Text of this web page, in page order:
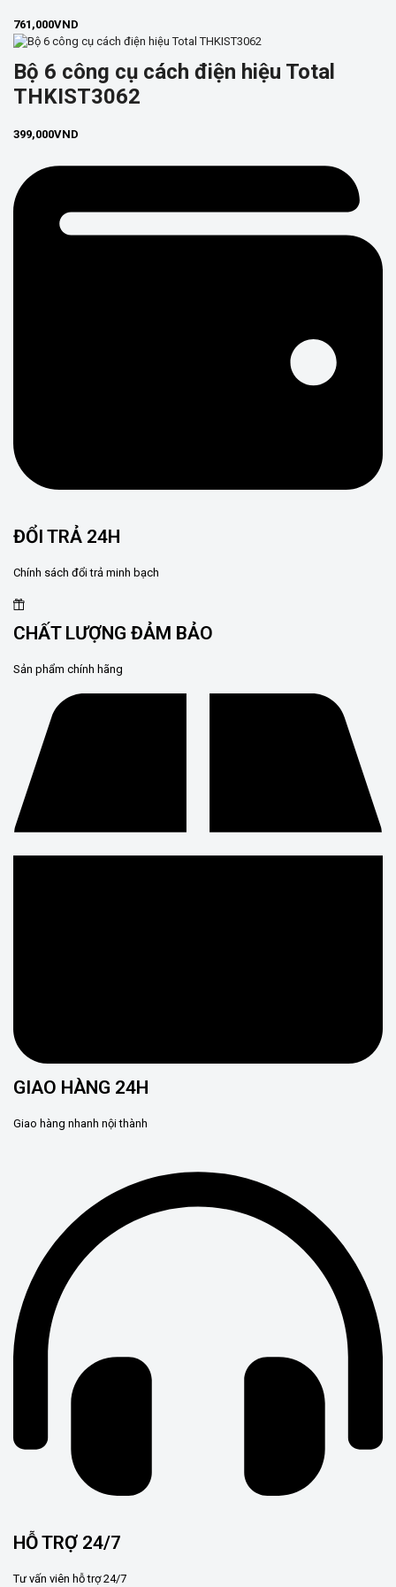
761,000VND
Bộ 6 công cụ cách điện hiệu Total
THKIST3062
399,000VND
ĐỔI TRẢ 24H
Chính sách đổi trả minh bạch
CHẤT LƯỢNG ĐẢM BẢO
Sản phẩm chính hãng
GIAO HÀNG 24H
Giao hàng nhanh nội thành
HỖ TRỢ 24/7
Tư vấn viên hỗ trợ 24/7